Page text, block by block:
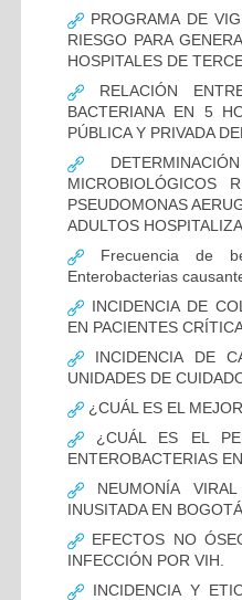
PROGRAMA DE
RIESGO PARA
HOSPITALES DE
RELACIÓN
BACTERIANA EN 5
PÚBLICA Y PRIVADA
MICROBIOLÓGICOS
PSEUDOMONAS
ADULTOS
Frecuencia de
Enterobacterias
INCIDENCIA DE
EN PACIENTES
INCIDENCIA DE
UNIDADES DE
¿CUÁL ES EL
¿CUÁL ES EL
ENTEROBACTERIAS
NEUMONÍA
INUSITADA EN
EFECTOS NO
INFECCIÓN POR VIH.
INCIDENCIA Y